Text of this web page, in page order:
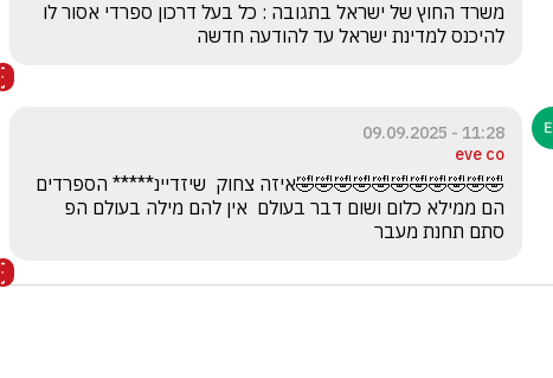
להיכנס למדינת ישראל עד להודעה חדשה
11:28 - 09.09.2025
eve co
סתם תחנת מעבר